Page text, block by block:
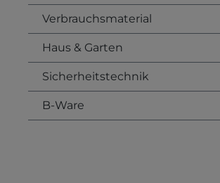
Verbrauchsmaterial
Haus & Garten
Sicherheitstechnik
B-Ware